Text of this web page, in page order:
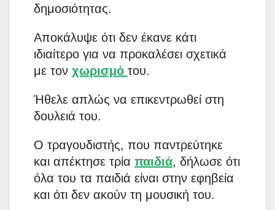
δημοσιότητας.
Αποκάλυψε ότι δεν έκανε κάτι
ιδιαίτερο για να προκαλέσει σχετικά
με τον χωρισμό του.
Ήθελε απλώς να επικεντρωθεί στη
δουλειά του.
Ο τραγουδιστής, που παντρεύτηκε
και απέκτησε τρία παιδιά, δήλωσε ότι
όλα του τα παιδιά είναι στην εφηβεία
και ότι δεν ακούν τη μουσική του.